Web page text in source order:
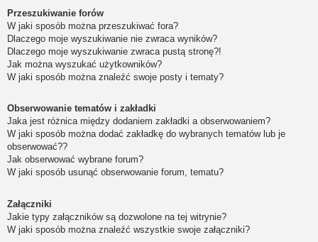
Przeszukiwanie forów
W jaki sposób można przeszukiwać fora?
Dlaczego moje wyszukiwanie nie zwraca wyników?
Dlaczego moje wyszukiwanie zwraca pustą stronę?!
Jak można wyszukać użytkowników?
W jaki sposób można znaleźć swoje posty i tematy?
Obserwowanie tematów i zakładki
Jaka jest różnica między dodaniem zakładki a obserwowaniem?
W jaki sposób można dodać zakładkę do wybranych tematów lub je
obserwować??
Jak obserwować wybrane forum?
W jaki sposób usunąć obserwowanie forum, tematu?
Załączniki
Jakie typy załączników są dozwolone na tej witrynie?
W jaki sposób można znaleźć wszystkie swoje załączniki?